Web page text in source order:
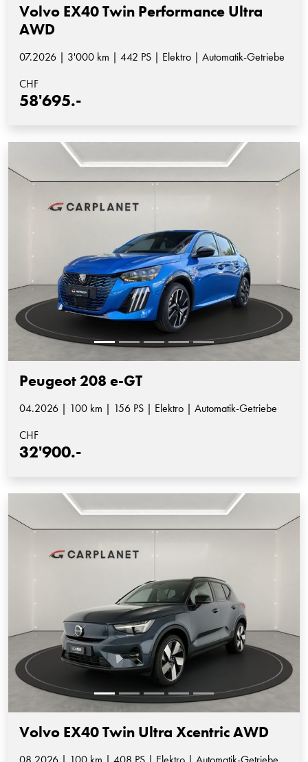
Volvo EX40 Twin Performance Ultra
AWD
07.2026 | 3'000 km | 442 PS | Elektro | Automatik-Getriebe
CHF
58'695.-
Peugeot 208 e-GT
04.2026 | 100 km | 156 PS | Elektro | Automatik-Getriebe
CHF
32'900.-
Volvo EX40 Twin Ultra Xcentric AWD